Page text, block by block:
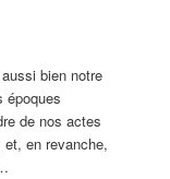
aussi bien notre
époques
de nos actes
en revanche,